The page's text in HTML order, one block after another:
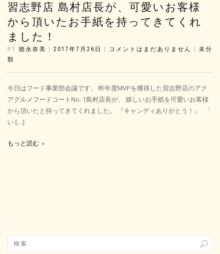
習志野店 島村店長が、可愛いお客様
から頂いたお手紙を持ってきてくれ
ました！
BY 徳永奈美 2017年7月26日 コメントはまだありません
未分
類
今日はフード事業部会議です。 昨年度MVPを獲得した習志野店のアク
アグルメフードコートNo. 1島村店長が、 嬉しいお手紙を可愛いお客様
から頂いたと持ってきてくれました。 『キャンディありがとう！』 「
い […]
もっと読む